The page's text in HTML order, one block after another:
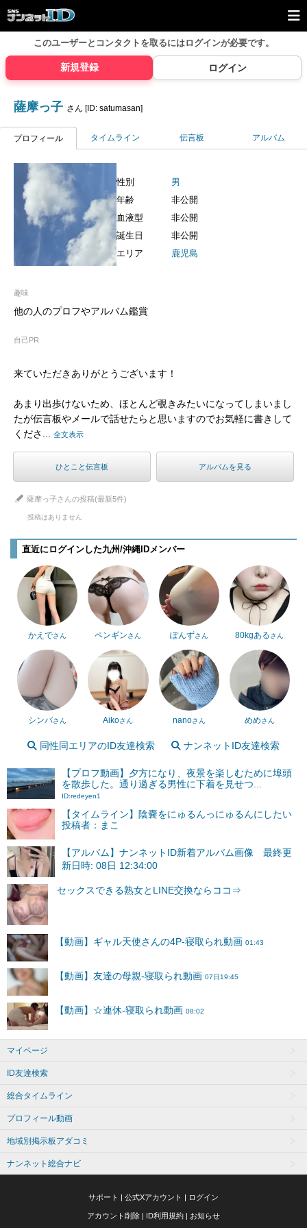
このユーザーとコンタクトを取るにはログインが必要です。
新規登録 ログイン
薩摩っ子 さん [ID: satumasan]
プロフィール タイムライン 伝言板 アルバム
性別
男
年齢
非公開
血液型
非公開
誕生日
非公開
エリア
鹿児島
趣味
他の人のプロフやアルバム鑑賞
自己PR
来ていただきありがとうございます！
あまり出歩けないため、ほとんど覗きみたいになってしまいまし
たが伝言板やメールで話せたらと思いますのでお気軽に書きして
くださ...
全文表示
ひとこと伝言板 アルバムを見る
薩摩っ子さんの投稿(最新5件)
投稿はありません
直近にログインした九州/沖縄IDメンバー
かえでさん ペンギンさん ぽんずさん 80kgあるさん
シンバさん Aikoさん nanoさん めめさん
同性同エリアのID友達検索 ナンネットID友達検索
【プロフ動画】夕方になり、夜景を楽しむために埠頭
を散歩した。通り過ぎる男性に下着を見せつ...
ID:redeyen1
【タイムライン】陰嚢をにゅるんっにゅるんにしたい
投稿者：まこ
【アルバム】ナンネットID新着アルバム画像 最終更
新日時: 08日 12:34:00
マイページ
ID友達検索
総合タイムライン
プロフィール動画
地域別掲示板アダコミ
ナンネット総合ナビ
サポート | 公式Xアカウント | ログイン
アカウント削除 | ID利用規約 | お知らせ